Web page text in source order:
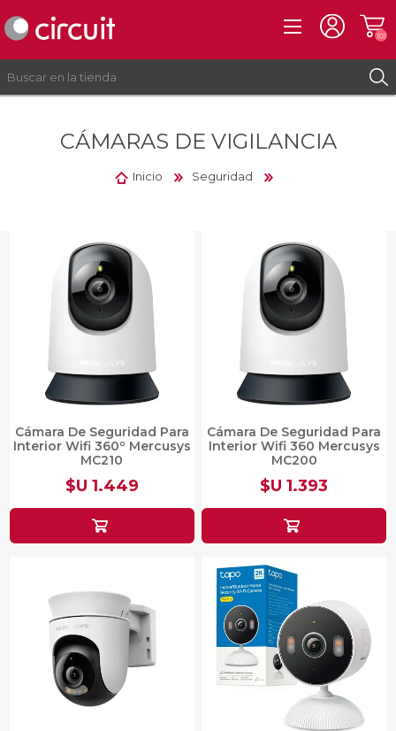
REGISTRO
INICIAR SESIÓN
(0)
CÁMARAS DE VIGILANCIA
Inicio Seguridad
Cámara De Seguridad Para
Interior Wifi 360º Mercusys
MC210
$U 1.449
Cámara De Seguridad Para
Interior Wifi 360 Mercusys
MC200
$U 1.393